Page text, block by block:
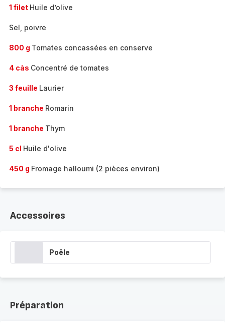
1 filet Huile d’olive
Sel, poivre
800 g Tomates concassées en conserve
4 càs Concentré de tomates
3 feuille Laurier
1 branche Romarin
1 branche Thym
5 cl Huile d'olive
450 g Fromage halloumi (2 pièces environ)
Accessoires
Poêle
Préparation